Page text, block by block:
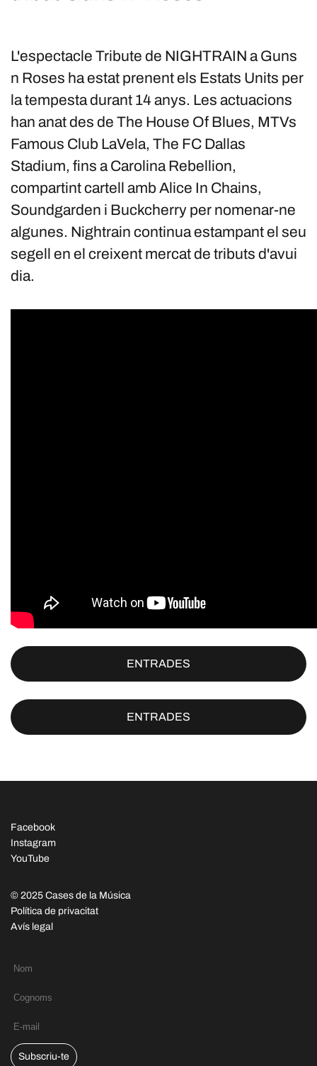
L'espectacle Tribute de NIGHTRAIN a Guns
n Roses ha estat prenent els Estats Units per
la tempesta durant 14 anys. Les actuacions
han anat des de The House Of Blues, MTVs
Famous Club LaVela, The FC Dallas
Stadium, fins a Carolina Rebellion,
compartint cartell amb Alice In Chains,
Soundgarden i Buckcherry per nomenar-ne
algunes. Nightrain continua estampant el seu
segell en el creixent mercat de tributs d'avui
dia.
ENTRADES
ENTRADES
Facebook
Instagram
YouTube
© 2025 Cases de la Música
Política de privacitat
Avís legal
Subscriu-te